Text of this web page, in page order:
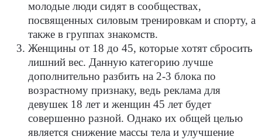
молодые люди сидят в сообществах,
посвященных силовым тренировкам и спорту, а
также в группах знакомств.
Женщины от 18 до 45, которые хотят сбросить
лишний вес. Данную категорию лучше
дополнительно разбить на 2-3 блока по
возрастному признаку, ведь реклама для
девушек 18 лет и женщин 45 лет будет
совершенно разной. Однако их общей целью
является снижение массы тела и улучшение